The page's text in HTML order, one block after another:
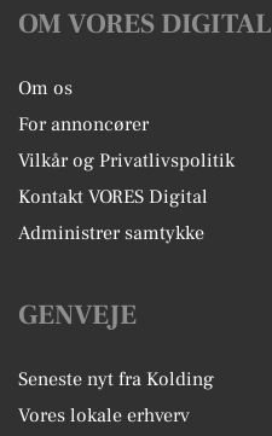
OM VORES DIGITAL
Om os
For annoncører
Vilkår og Privatlivspolitik
Kontakt VORES Digital
Administrer samtykke
GENVEJE
Seneste nyt fra Kolding
Vores lokale erhverv